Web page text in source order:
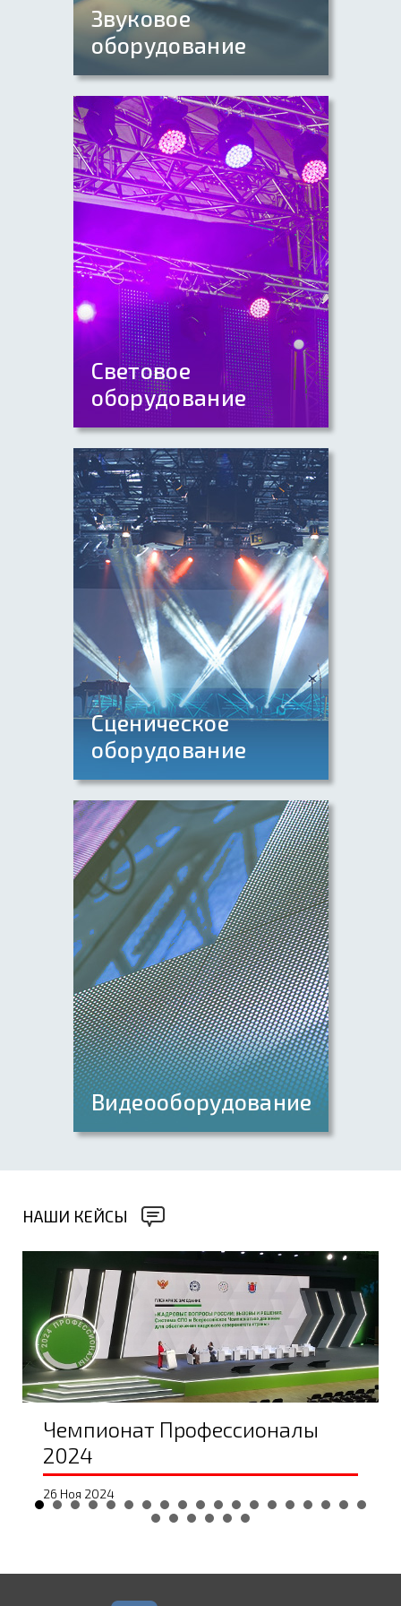
Звуковое
оборудование
Микшерные пульты
Комплекты звука
Световое
оборудование
Световые головы (Beam,
Spot, Wash)
LED прожекторы (Led Par,
Led Bar)
Сценическое
оборудование
Сцены
Подиумы
Видеооборудование
ЖК панели
Проекторы
Светодиодные экраны
НАШИ КЕЙСЫ
Чемпионат Профессионалы
2024
26 Ноя 2024